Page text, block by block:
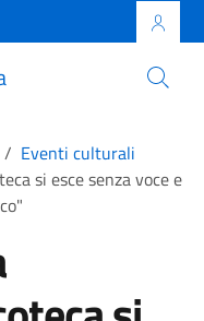
Eventi culturali
si esce senza voce e